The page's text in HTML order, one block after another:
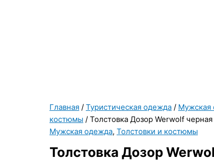
Главная / Туристическая одежда / Мужская
костюмы / Толстовка Дозор Werwolf черная
Мужская одежда, Толстовки и костюмы
Толстовка Дозор